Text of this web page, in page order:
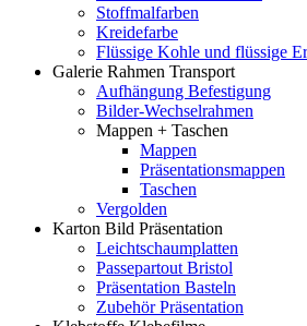
Stoffmalfarben
Kreidefarbe
Flüssige Kohle und flüssige
Galerie Rahmen Transport
Aufhängung Befestigung
Bilder-Wechselrahmen
Mappen + Taschen
Mappen
Präsentationsmappen
Taschen
Vergolden
Karton Bild Präsentation
Leichtschaumplatten
Passepartout Bristol
Präsentation Basteln
Zubehör Präsentation